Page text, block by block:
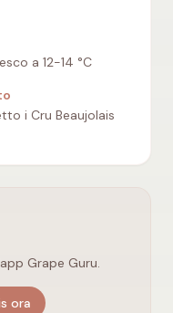
a 12-14 °C
i Cru Beaujolais
Grape Guru.
ora